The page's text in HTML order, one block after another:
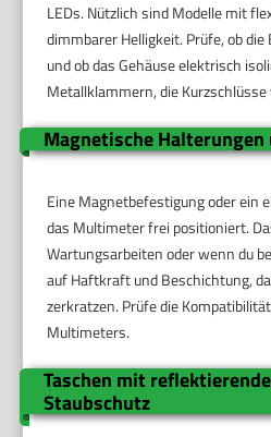
LEDs. Nützlich sind Modelle mit
dimmbarer Helligkeit. Prüfe, ob
und ob das Gehäuse elektrisch
Metallklammern, die
Magnetische Halterungen
Eine Magnetbefestigung oder ein
das Multimeter frei positioniert.
Wartungsarbeiten oder wenn du
auf Haftkraft und Beschichtung,
zerkratzen. Prüfe die
Multimeters.
Taschen mit
Staubschutz